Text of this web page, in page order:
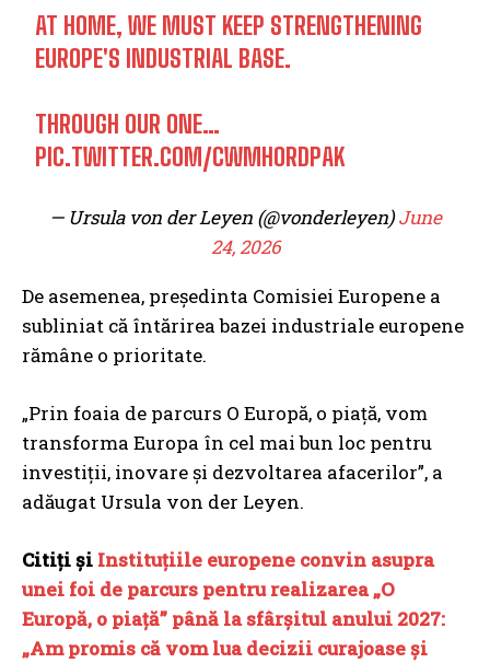
AT HOME, WE MUST KEEP STRENGTHENING
EUROPE'S INDUSTRIAL BASE.
THROUGH OUR ONE…
PIC.TWITTER.COM/CWMHORDPAK
— Ursula von der Leyen (@vonderleyen)June
24, 2026
De asemenea, președinta Comisiei Europene a
subliniat că întărirea bazei industriale europene
rămâne o prioritate.
„Prin foaia de parcurs O Europă, o piață, vom
transforma Europa în cel mai bun loc pentru
investiții, inovare și dezvoltarea afacerilor”, a
adăugat Ursula von der Leyen.
Citiți și Instituțiile europene convin asupra
unei foi de parcurs pentru realizarea „O
Europă, o piață” până la sfârșitul anului 2027:
„Am promis că vom lua decizii curajoase și